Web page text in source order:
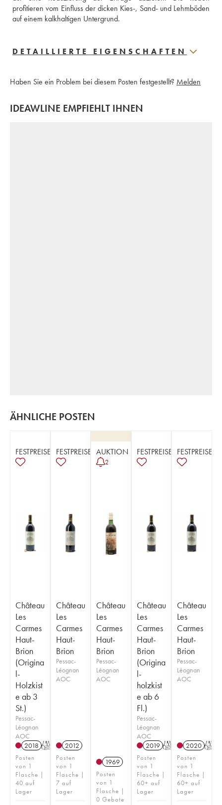
profitieren vom Einfluss der dicken Kies-, Sand- und Lehmböden
auf einem kalkhaltigen Untergrund.
DETAILLIERTE EIGENSCHAFTEN
Haben Sie ein Problem bei diesem Posten festgestellt? Melden
IDEAWLINE EMPFIEHLT IHNEN
ÄHNLICHE POSTEN
FESTPREISE
Château
Les
Carmes
Haut-
Brion
(Origina
l-
Holzkist
e ab 3
St.)
Pessac-
Léognan
AOC
2018 T
Posten
von 1
Flasche |
40 auf
Lager
FESTPREISE
Château
Les
Carmes
Haut-
Brion
Pessac-
Léognan
AOC
2012
Posten
von 1
Flasche |
7 auf
Lager
AUKTION
2
Château
Les
Carmes
Haut-
Brion
Pessac-
Léognan
AOC
1969
Posten
von 1
Flasche |
0 Gebote
FESTPREISE
Château
Les
Carmes
Haut-
Brion
(Origina
l-
holzkist
e ab 6
Fl.)
Pessac-
Léognan
AOC
2019 T
Posten
von 1
Flasche |
60+ auf
Lager
FESTPREISE
Château
Les
Carmes
Haut-
Brion
Pessac-
Léognan
AOC
2020 T
Posten
von 1
Flasche |
60+ auf
Lager